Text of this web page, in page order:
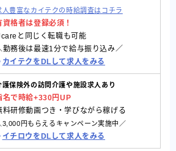
人豊富なカイテクの時給調査はコチラ
資格者は登録必須！
と同じく転職も可能
勤務後は最速1分で給与振り込み／
カイテクをDLして求人をみる
護保険外の訪問介護や施設求人あり
名で時給+330円UP
料研修動画つき・学びながら稼げる
3,000円もらえるキャンペーン実施中／
イチロウをDLして求人をみる